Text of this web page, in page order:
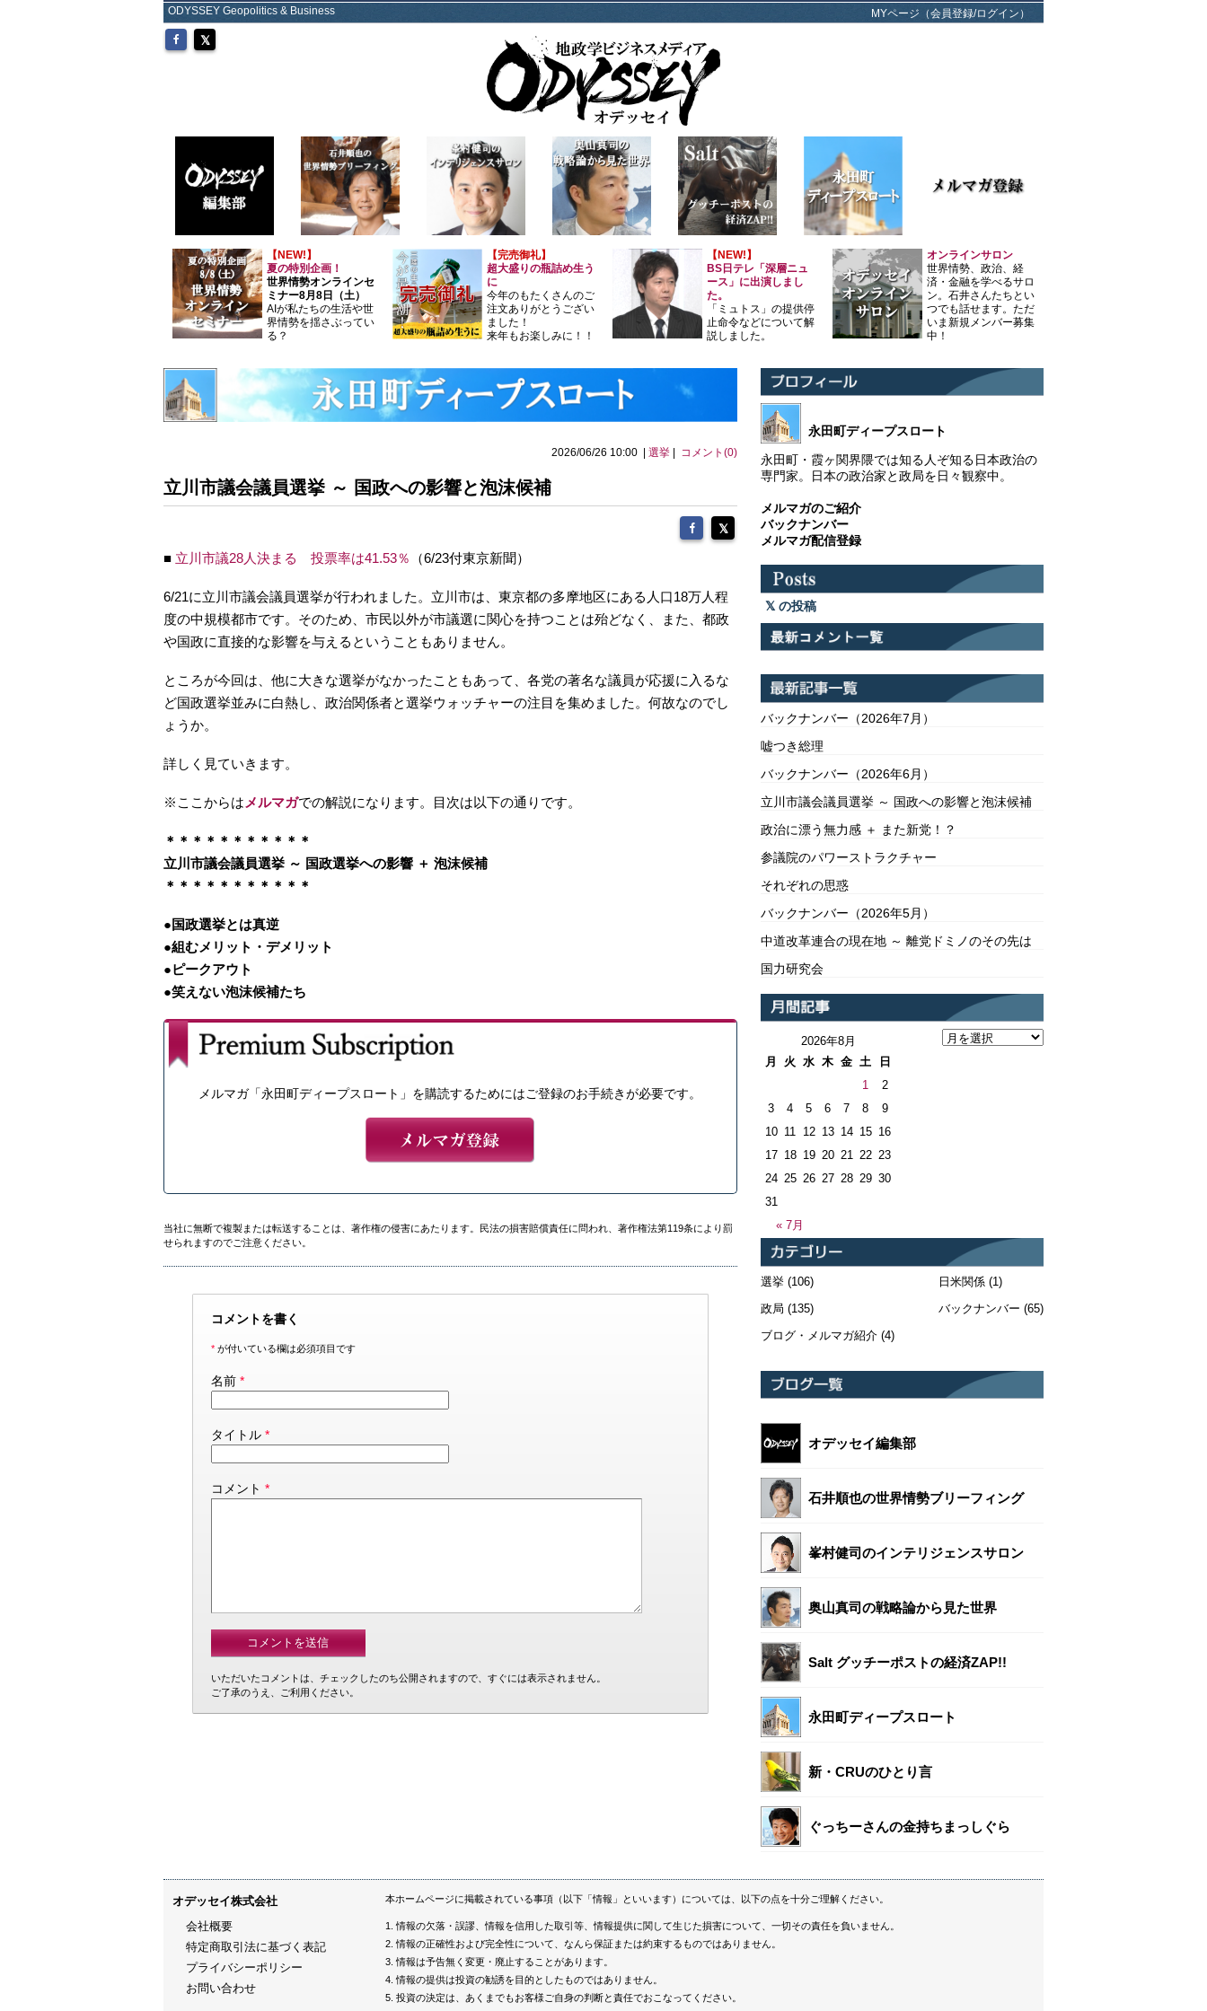
ODYSSEY Geopolitics & Business MYページ（会員登録/ログイン）
【NEW!】
夏の特別企画！
世界情勢オンラインセ
ミナー8月8日（土）
AIが私たちの生活や世
界情勢を揺さぶってい
る？
【完売御礼】
超大盛りの瓶詰め生う
に
今年のもたくさんのご
注文ありがとうござい
ました！
来年もお楽しみに！！
【NEW!】
BS日テレ「深層ニュ
ース」に出演しまし
た。
「ミュトス」の提供停
止命令などについて解
説しました。
オンラインサロン
世界情勢、政治、経
済・金融を学べるサロ
ン。石井さんたちとい
つでも話せます。ただ
いま新規メンバー募集
中！
2026/06/26 10:00 | 選挙| コメント(0)
立川市議会議員選挙 ～ 国政への影響と泡沫候補
■ 立川市議28人決まる 投票率は41.53％ （6/23付東京新聞）
6/21に立川市議会議員選挙が行われました。立川市は、東京都の多摩地区にある人口18万人程
度の中規模都市です。そのため、市民以外が市議選に関心を持つことは殆どなく、また、都政
や国政に直接的な影響を与えるということもありません。
ところが今回は、他に大きな選挙がなかったこともあって、各党の著名な議員が応援に入るな
ど国政選挙並みに白熱し、政治関係者と選挙ウォッチャーの注目を集めました。何故なのでし
ょうか。
詳しく見ていきます。
※ここからは メルマガでの解説になります。目次は以下の通りです。
＊＊＊＊＊＊＊＊＊＊＊
立川市議会議員選挙 ～ 国政選挙への影響 ＋ 泡沫候補
＊＊＊＊＊＊＊＊＊＊＊
●国政選挙とは真逆
●組むメリット・デメリット
●ピークアウト
●笑えない泡沫候補たち
メルマガ「永田町ディープスロート」を購読するためにはご登録のお手続きが必要です。
当社に無断で複製または転送することは、著作権の侵害にあたります。民法の損害賠償責任に問われ、著作権法第119条により罰
せられますのでご注意ください。
コメントを書く
*が付いている欄は必須項目です
名前 *
タイトル *
コメント *
いただいたコメントは、チェックしたのち公開されますので、すぐには表示されません。
ご了承のうえ、ご利用ください。
永田町ディープスロート
永田町・霞ヶ関界隈では知る人ぞ知る日本政治の
専門家。日本の政治家と政局を日々観察中。
メルマガのご紹介
バックナンバー
メルマガ配信登録
の投稿
バックナンバー（2026年7月）
嘘つき総理
バックナンバー（2026年6月）
立川市議会議員選挙 ～ 国政への影響と泡沫候補
政治に漂う無力感 ＋ また新党！？
参議院のパワーストラクチャー
それぞれの思惑
バックナンバー（2026年5月）
中道改革連合の現在地 ～ 離党ドミノのその先は
国力研究会
2026年8月
月
火 水 木 金 土 日
« 7月
1
2
3
4 5 6 7 8
9
10 11 12 13 14 15 16
17 18 19 20 21 22 23
24 25 26 27 28 29 30
31
選挙 (106)
政局 (135)
ブログ・メルマガ紹介 (4)
日米関係(1)
バックナンバー (65)
オデッセイ編集部
石井順也の世界情勢ブリーフィング
峯村健司のインテリジェンスサロン
奥山真司の戦略論から見た世界
Salt グッチーポストの経済ZAP!!
永田町ディープスロート
新・CRUのひとり言
ぐっちーさんの金持ちまっしぐら
オデッセイ株式会社
会社概要
特定商取引法に基づく表記
プライバシーポリシー
お問い合わせ
本ホームページに掲載されている事項（以下「情報」といいます）については、以下の点を十分ご理解ください。
情報の欠落・誤謬、情報を信用した取引等、情報提供に関して生じた損害について、一切その責任を負いません。
情報の正確性および完全性について、なんら保証または約束するものではありません。
情報は予告無く変更・廃止することがあります。
情報の提供は投資の勧誘を目的としたものではありません。
投資の決定は、あくまでもお客様ご自身の判断と責任でおこなってください。